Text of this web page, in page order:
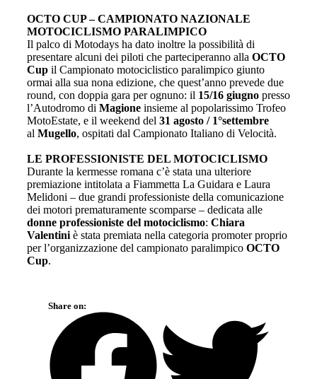
OCTO CUP – CAMPIONATO NAZIONALE
MOTOCICLISMO PARALIMPICO
Il palco di Motodays ha dato inoltre la possibilità di
presentare alcuni dei piloti che parteciperanno alla OCTO
Cup il Campionato motociclistico paralimpico giunto
ormai alla sua nona edizione, che quest’anno prevede due
round, con doppia gara per ognuno: il 15/16 giugno presso
l’Autodromo di Magione insieme al popolarissimo Trofeo
MotoEstate, e il weekend del 31 agosto / 1°settembre
al Mugello, ospitati dal Campionato Italiano di Velocità.
LE PROFESSIONISTE DEL MOTOCICLISMO
Durante la kermesse romana c’è stata una ulteriore
premiazione intitolata a Fiammetta La Guidara e Laura
Melidoni – due grandi professioniste della comunicazione
dei motori prematuramente scomparse – dedicata alle
donne professioniste del motociclismo: Chiara
Valentini è stata premiata nella categoria promoter proprio
per l’organizzazione del campionato paralimpico OCTO
Cup.
Share on: